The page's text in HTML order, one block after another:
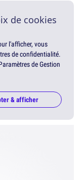
de cookies
l'afficher, vous
de confidentialité.
de Gestion
& afficher